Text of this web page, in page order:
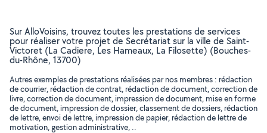
Sur AlloVoisins, trouvez toutes les prestations de services
pour réaliser votre projet de Secrétariat sur la ville de Saint-
Victoret (La Cadiere, Les Hameaux, La Filosette) (Bouches-
du-Rhône, 13700)
Autres exemples de prestations réalisées par nos membres : rédaction
de courrier, rédaction de contrat, rédaction de document, correction de
livre, correction de document, impression de document, mise en forme
de document, impression de dossier, classement de dossiers, rédaction
de lettre, envoi de lettre, impression de papier, rédaction de lettre de
motivation, gestion administrative, ..